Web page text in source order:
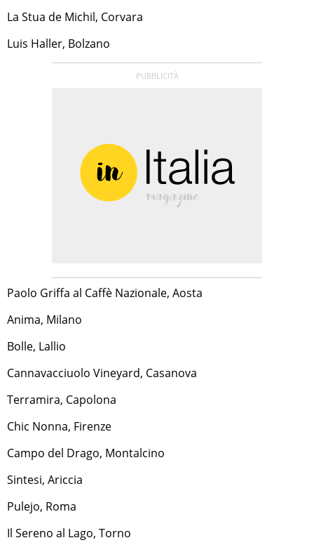
La Stua de Michil, Corvara
Luis Haller, Bolzano
Paolo Griffa al Caffè Nazionale, Aosta
Anima, Milano
Bolle, Lallio
Cannavacciuolo Vineyard, Casanova
Terramira, Capolona
Chic Nonna, Firenze
Campo del Drago, Montalcino
Sintesi, Ariccia
Pulejo, Roma
Il Sereno al Lago, Torno